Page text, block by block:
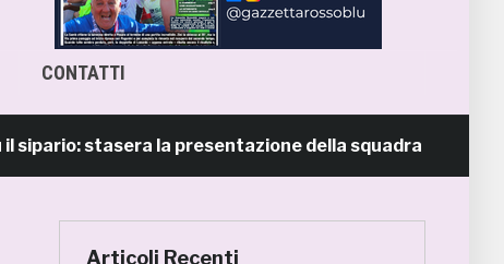
CONTATTI
stasera la presentazione della squadra in piazza
Articoli Recenti